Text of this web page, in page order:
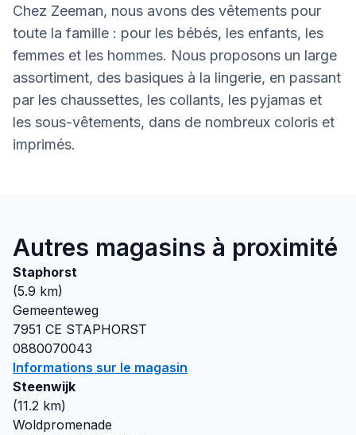
Chez Zeeman, nous avons des vêtements pour
toute la famille : pour les bébés, les enfants, les
femmes et les hommes. Nous proposons un large
assortiment, des basiques à la lingerie, en passant
par les chaussettes, les collants, les pyjamas et
les sous-vêtements, dans de nombreux coloris et
imprimés.
Autres magasins à proximité
Staphorst
(5.9 km)
Gemeenteweg
7951 CE STAPHORST
0880070043
Informations sur le magasin
Steenwijk
(11.2 km)
Woldpromenade